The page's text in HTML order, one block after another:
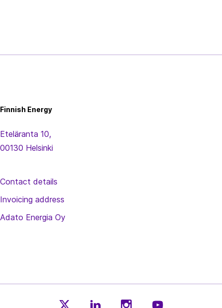
Finnish Energy
Eteläranta 10,
00130 Helsinki
Contact details
Invoicing address
Adato Energia Oy